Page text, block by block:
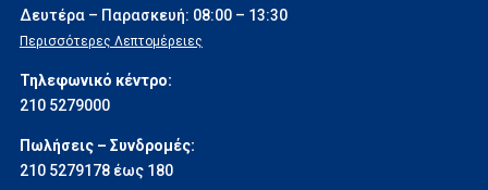
Δευτέρα – Παρασκευή: 08:00 – 13:30
Περισσότερες Λεπτομέρειες
Τηλεφωνικό κέντρο:
210 5279000
Πωλήσεις – Συνδρομές:
210 5279178 έως 180